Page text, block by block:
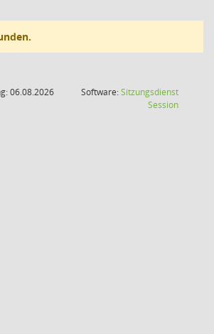
06.08.2026
Software:Sitzungsdienst
Session(Wird in